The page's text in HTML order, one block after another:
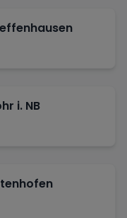
i. NB